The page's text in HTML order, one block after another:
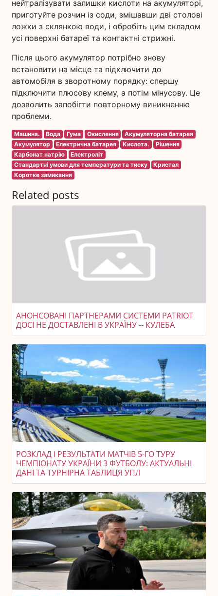
нейтралізувати залишки кислоти на акумуляторі,
приготуйте розчин із соди, змішавши дві столові
ложки з склянкою води, і обробіть цим складом
усі поверхні батареї та контактні стрижні.
Після цього акумулятор потрібно знову
встановити на місце та підключити до
автомобіля в зворотному порядку: спершу
підключити плюсову клему, а потім мінусову. Це
дозволить запобігти повторному виникненню
проблеми.
Машина. Вода Гума Окислення
Акумуляторна батарея
Акумулятор
Електрична батарея Кислота.
Рішення
Карбонат натрію
Електроліт
Стандартні умови для температури та тиску
Кристал
Коротке замикання
Related posts
АНОНСОВАНІ ПАРТНЕРАМИ СИСТЕМИ PATRIOT
ДОСІ НЕ ДОСТАВЛЕНІ В УКРАЇНУ -- КУЛЕБА
РОЗКЛАД І РЕЗУЛЬТАТИ МАТЧІВ 5-ГО ТУРУ
ЧЕМПІОНАТУ УКРАЇНИ З ФУТБОЛУ: АКТУАЛЬНІ
ДАНІ ТА ТУРНІРНА ТАБЛИЦЯ УПЛ